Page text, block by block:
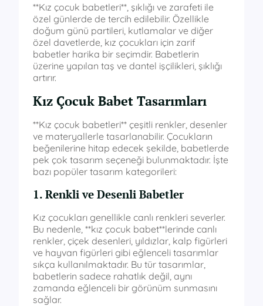
**Kız çocuk babetleri**, şıklığı ve zarafeti ile
özel günlerde de tercih edilebilir. Özellikle
doğum günü partileri, kutlamalar ve diğer
özel davetlerde, kız çocukları için zarif
babetler harika bir seçimdir. Babetlerin
üzerine yapılan taş ve dantel işçilikleri, şıklığı
artırır.
Kız Çocuk Babet Tasarımları
**Kız çocuk babetleri** çeşitli renkler, desenler
ve materyallerle tasarlanabilir. Çocukların
beğenilerine hitap edecek şekilde, babetlerde
pek çok tasarım seçeneği bulunmaktadır. İşte
bazı popüler tasarım kategorileri:
1. Renkli ve Desenli Babetler
Kız çocukları genellikle canlı renkleri severler.
Bu nedenle, **kız çocuk babet**lerinde canlı
renkler, çiçek desenleri, yıldızlar, kalp figürleri
ve hayvan figürleri gibi eğlenceli tasarımlar
sıkça kullanılmaktadır. Bu tür tasarımlar,
babetlerin sadece rahatlık değil, aynı
zamanda eğlenceli bir görünüm sunmasını
sağlar.